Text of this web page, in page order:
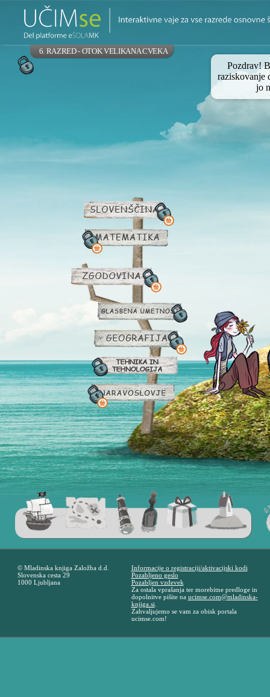
Pozdrav!
raziskovanje
jo
6. RAZRED - OTOK VELIKANA CVEKA
© Mladinska knjiga Založba d.d.
Slovenska cesta 29
1000 Ljubljana
Informacije o registraciji/aktivacijski kodi
Pozabljeno geslo
Pozabljen vzdevek
Za ostala vprašanja ter morebitne predloge in
dopolnitve pišite na ucimse.com@mladinska-
knjiga.si
Zahvaljujemo se vam za obisk portala
ucimse.com!